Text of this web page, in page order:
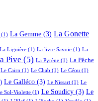
(1) La Gemme (3) La Gonette
La Lignière (1) La livre Savoie (1) La
Pive (5) La Pyrène (1) La Pêche
Le Cairn (1) Le Chab (1) Le Céou (1)
Le Galléco (3) Le Nissart (1) Le
Sol-Violette (1) Le Soudicy (3) Le